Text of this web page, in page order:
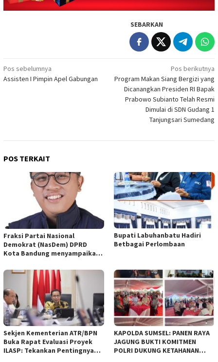
SEBARKAN
Navigasi
pos
Pos sebelumnya
Assisten I Pimpin Apel Gabungan
Pos berikutnya
Program Makan Siang Bergizi yang
Dicanangkan Presiden RI Bapak
Prabowo Subianto Telah Resmi
Dimulai di SDN Gudang 1
Tanjungsari Sumedang
POS TERKAIT
Fraksi Partai Nasional
Demokrat (NasDem) DPRD
Kota Bandung menyampaikan
empat Rancangan Peraturan
Daerah (Raperda) yang
diajukan Pemerintah Kota
Bandung
Bupati Labuhanbatu Hadiri
Betbagai Perlombaan
Sekjen Kementerian ATR/BPN
Buka Rapat Evaluasi Proyek
ILASP: Tekankan Pentingnya
KAPOLDA SUMSEL: PANEN RAYA
JAGUNG BUKTI KOMITMEN
POLRI DUKUNG KETAHANAN